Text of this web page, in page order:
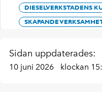
DIESELVERKSTADENS
SKAPANDE
Sidan uppdaterades:
10 juni 2026 klockan